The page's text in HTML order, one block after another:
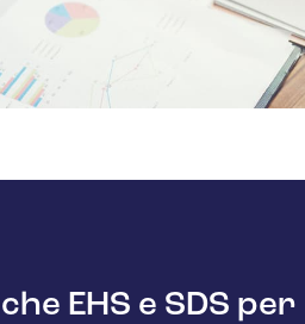
EHS e SDS per